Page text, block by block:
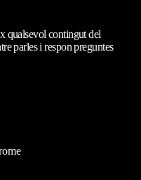
qualsevol contingut del
parles i respon preguntes